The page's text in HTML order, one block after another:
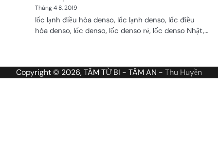
Tháng 4 8, 2019
lốc lạnh điều hòa denso, lốc lạnh denso, lốc điều
hòa denso, lốc denso, lốc denso rẻ, lốc denso Nhật,…
Copyright © 2026, TÂM TỪ BI - TÂM AN - Thu Huyền